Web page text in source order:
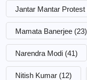
Jantar Mantar Protest
Mamata Banerjee (23)
Narendra Modi (41)
Nitish Kumar (12)